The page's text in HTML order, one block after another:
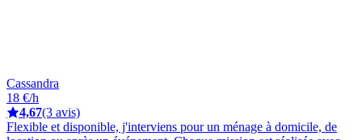
Cassandra
18 €/h
4,67(3 avis)
Flexible et disponible, j'interviens pour un ménage à domicile, de